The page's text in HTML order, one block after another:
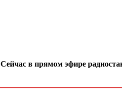
Сейчас в прямом эфире